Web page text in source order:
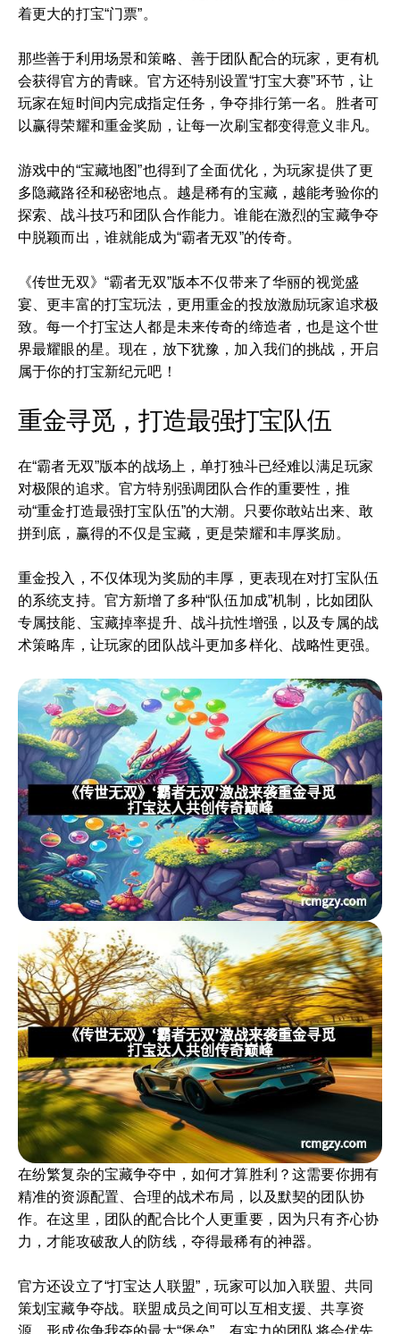
着更大的打宝“门票”。
那些善于利用场景和策略、善于团队配合的玩家，更有机
会获得官方的青睐。官方还特别设置“打宝大赛”环节，让
玩家在短时间内完成指定任务，争夺排行第一名。胜者可
以赢得荣耀和重金奖励，让每一次刷宝都变得意义非凡。
游戏中的“宝藏地图”也得到了全面优化，为玩家提供了更
多隐藏路径和秘密地点。越是稀有的宝藏，越能考验你的
探索、战斗技巧和团队合作能力。谁能在激烈的宝藏争夺
中脱颖而出，谁就能成为“霸者无双”的传奇。
《传世无双》“霸者无双”版本不仅带来了华丽的视觉盛
宴、更丰富的打宝玩法，更用重金的投放激励玩家追求极
致。每一个打宝达人都是未来传奇的缔造者，也是这个世
界最耀眼的星。现在，放下犹豫，加入我们的挑战，开启
属于你的打宝新纪元吧！
重金寻觅，打造最强打宝队伍
在“霸者无双”版本的战场上，单打独斗已经难以满足玩家
对极限的追求。官方特别强调团队合作的重要性，推
动“重金打造最强打宝队伍”的大潮。只要你敢站出来、敢
拼到底，赢得的不仅是宝藏，更是荣耀和丰厚奖励。
重金投入，不仅体现为奖励的丰厚，更表现在对打宝队伍
的系统支持。官方新增了多种“队伍加成”机制，比如团队
专属技能、宝藏掉率提升、战斗抗性增强，以及专属的战
术策略库，让玩家的团队战斗更加多样化、战略性更强。
在纷繁复杂的宝藏争夺中，如何才算胜利？这需要你拥有
精准的资源配置、合理的战术布局，以及默契的团队协
作。在这里，团队的配合比个人更重要，因为只有齐心协
力，才能攻破敌人的防线，夺得最稀有的神器。
官方还设立了“打宝达人联盟”，玩家可以加入联盟、共同
策划宝藏争夺战。联盟成员之间可以互相支援、共享资
源，形成你争我夺的最大“堡垒”。有实力的团队将会优先